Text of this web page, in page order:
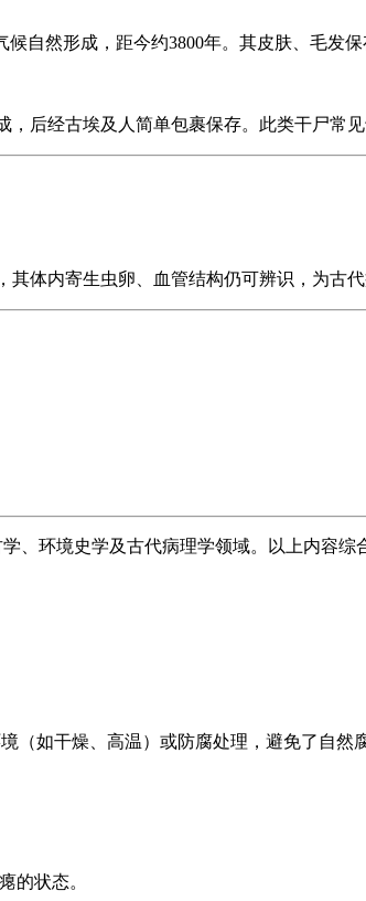
自然形成，距今约3800年。其皮肤、毛发
后经古埃及人简单包裹保存。此类干尸常见
体内寄生虫卵、血管结构仍可辨识，为古代
环境史学及古代病理学领域。以上内容综
（如干燥、高温）或防腐处理，避免了自
的状态。